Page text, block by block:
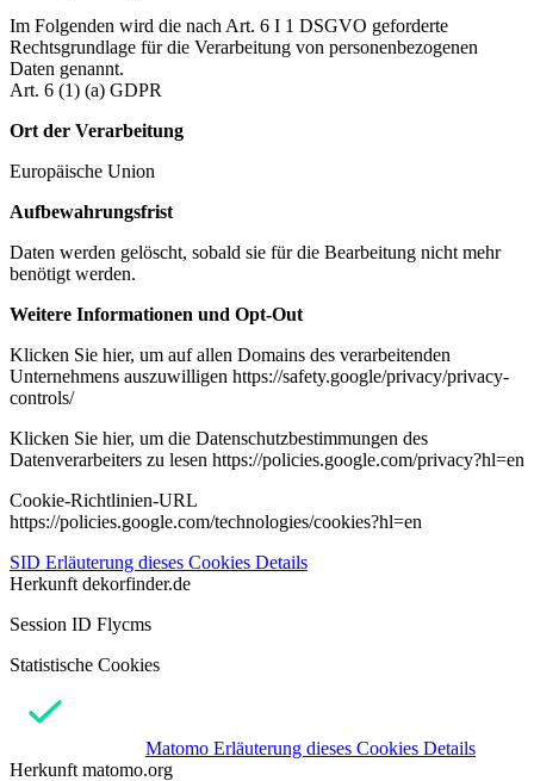
Im Folgenden wird die nach Art. 6 I 1 DSGVO geforderte
Rechtsgrundlage für die Verarbeitung von personenbezogenen
Daten genannt.
Art. 6 (1) (a) GDPR
Ort der Verarbeitung
Europäische Union
Aufbewahrungsfrist
Daten werden gelöscht, sobald sie für die Bearbeitung nicht mehr
benötigt werden.
Weitere Informationen und Opt-Out
Klicken Sie hier, um auf allen Domains des verarbeitenden
Unternehmens auszuwilligen https://safety.google/privacy/privacy-
controls/
Klicken Sie hier, um die Datenschutzbestimmungen des
Datenverarbeiters zu lesen https://policies.google.com/privacy?hl=en
Cookie-Richtlinien-URL
https://policies.google.com/technologies/cookies?hl=en
SID Erläuterung dieses Cookies Details
Herkunft dekorfinder.de
Session ID Flycms
Statistische Cookies
Matomo Erläuterung dieses Cookies Details
Herkunft matomo.org